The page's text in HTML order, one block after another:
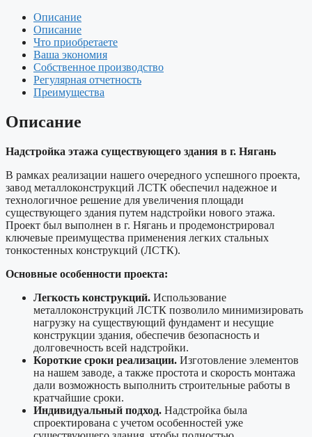
Описание
Описание
Что приобретаете
Ваша экономия
Собственное производство
Регулярная отчетность
Преимущества
Описание
Надстройка этажа существующего здания в г. Нягань
В рамках реализации нашего очередного успешного проекта,
завод металлоконструкций ЛСТК обеспечил надежное и
технологичное решение для увеличения площади
существующего здания путем надстройки нового этажа.
Проект был выполнен в г. Нягань и продемонстрировал
ключевые преимущества применения легких стальных
тонкостенных конструкций (ЛСТК).
Основные особенности проекта:
Легкость конструкций. Использование
металлоконструкций ЛСТК позволило минимизировать
нагрузку на существующий фундамент и несущие
конструкции здания, обеспечив безопасность и
долговечность всей надстройки.
Короткие сроки реализации. Изготовление элементов
на нашем заводе, а также простота и скорость монтажа
дали возможность выполнить строительные работы в
кратчайшие сроки.
Индивидуальный подход. Надстройка была
спроектирована с учетом особенностей уже